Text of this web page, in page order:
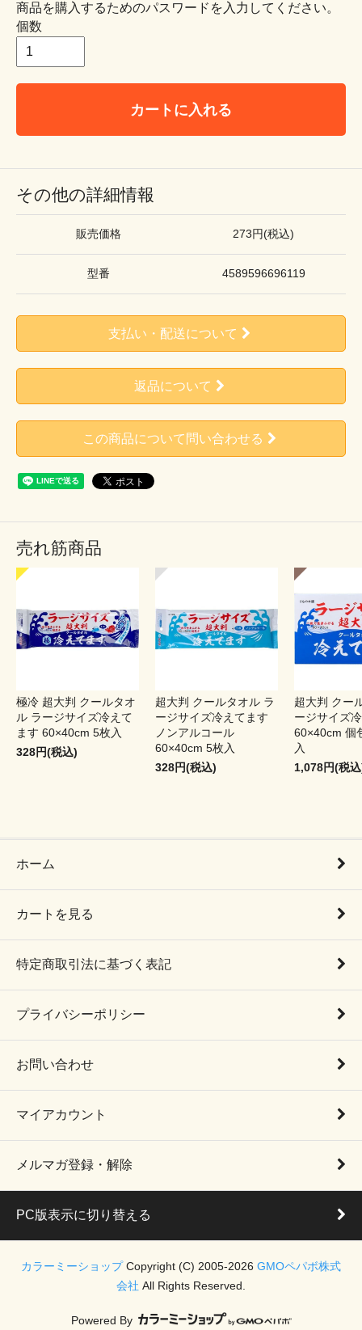
商品を購入するためのパスワードを入力してください。
個数
カートに入れる
その他の詳細情報
販売価格 273円(税込)
型番 4589596696119
支払い・配送について
返品について
この商品について問い合わせる
売れ筋商品
極冷 超大判 クールタオ
ル ラージサイズ冷えて
ます 60×40cm 5枚入
328円(税込)
超大判 クールタオル ラ
ージサイズ冷えてます
ノンアルコール
60×40cm 5枚入
328円(税込)
超大判 クー
ージサイズ
60×40cm 個
入
1,078円(税
ホーム
カートを見る
特定商取引法に基づく表記
プライバシーポリシー
お問い合わせ
マイアカウント
メルマガ登録・解除
PC版表示に切り替える
カラーミーショップ Copyright (C) 2005-2026 GMOペパボ株式
会社 All Rights Reserved.
Powered By